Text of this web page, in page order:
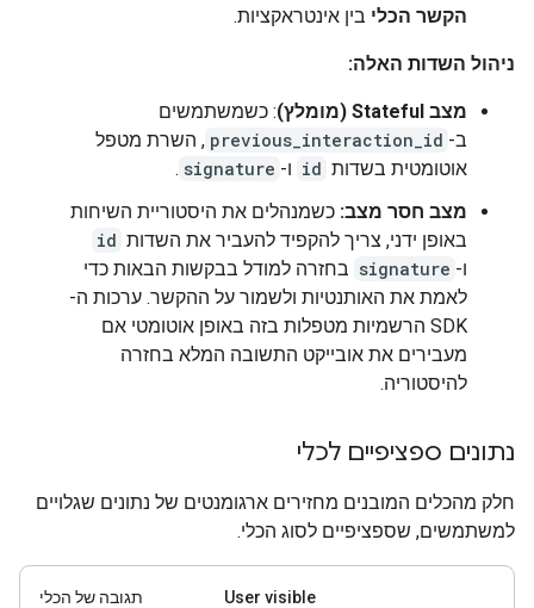
הקשר הכלי בין אינטראקציות.
ניהול השדות האלה:
מצב Stateful (מומלץ)
: כשמשתמשים
ב- previous_interaction_id , השרת מטפל
אוטומטית בשדות id ו- signature
.
מצב חסר מצב: כשמנהלים את היסטוריית השיחות
באופן ידני, צריך להקפיד להעביר את השדות id
ו- signature בחזרה למודל בבקשות הבאות כדי
לאמת את האותנטיות ולשמור על ההקשר. ערכות ה-
SDK הרשמיות מטפלות בזה באופן אוטומטי אם
מעבירים את אובייקט התשובה המלא בחזרה
להיסטוריה.
נתונים ספציפיים לכלי
חלק מהכלים המובנים מחזירים ארגומנטים של נתונים שגלויים
למשתמשים, שספציפיים לסוג הכלי.
User visible
תגובה של הכלי